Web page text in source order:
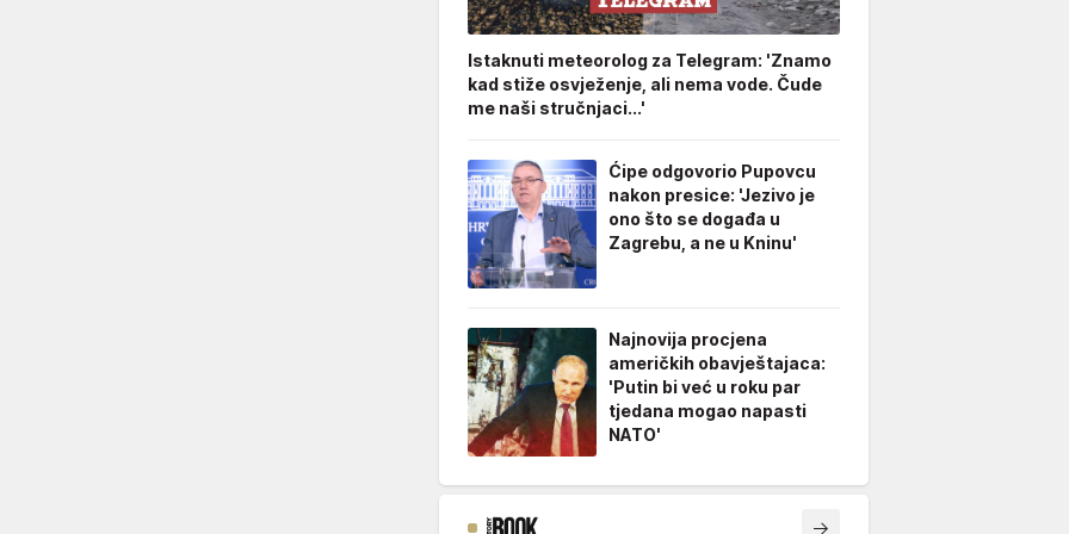
Istaknuti meteorolog za Telegram: 'Znamo
kad stiže osvježenje, ali nema vode. Čude
me naši stručnjaci...'
Ćipe odgovorio Pupovcu
nakon presice: 'Jezivo je
ono što se događa u
Zagrebu, a ne u Kninu'
Najnovija procjena
američkih obavještajaca:
'Putin bi već u roku par
tjedana mogao napasti
NATO'